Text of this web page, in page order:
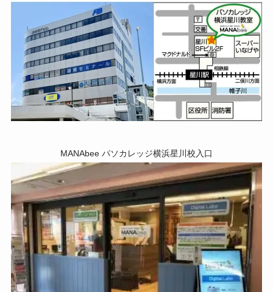
MANAbee パソカレッジ横浜星川校入口